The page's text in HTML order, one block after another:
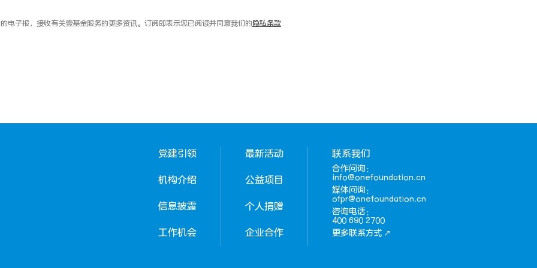
电子报，接收有关壹基金服务的更多资讯。订阅即表示您已阅读并同意我们的隐私条款
党建引领
机构介绍
信息披露
工作机会
最新活动
公益项目
个人捐赠
企业合作
联系我们
合作问询：
info@onefoundation.cn
媒体问询：
ofpr@onefoundation.cn
咨询电话：
400 690 2700
更多联系方式